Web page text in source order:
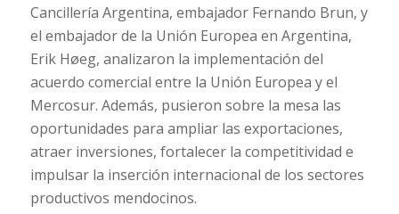
Cancillería Argentina, embajador Fernando Brun, y
el embajador de la Unión Europea en Argentina,
Erik Høeg, analizaron la implementación del
acuerdo comercial entre la Unión Europea y el
Mercosur. Además, pusieron sobre la mesa las
oportunidades para ampliar las exportaciones,
atraer inversiones, fortalecer la competitividad e
impulsar la inserción internacional de los sectores
productivos mendocinos.